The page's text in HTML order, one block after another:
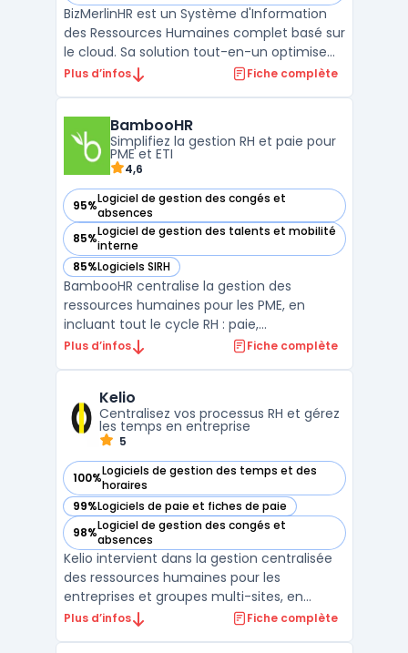
BizMerlinHR est un Système d'Information
des Ressources Humaines complet basé sur
le cloud. Sa solution tout-en-un optimise
l'embauche, la formation, la paie, le suivi
ses outils de reporting et d'analyse, vous
pouve ...
Plus d’infos Fiche complète
BambooHR
Simplifiez la gestion RH et paie pour
PME et ETI
4,6
95%Logiciel de gestion des congés et
absences
— voir BambooHR dans cette catégorie
85%Logiciel de gestion des talents et mobilité
interne
— voir BambooHR dans cette catégorie
85%Logiciels SIRH
— voir BambooHR dans cette catégorie
BambooHR centralise la gestion des
ressources humaines pour les PME, en
incluant tout le cycle RH : paie,
administration des avantages sociaux,
font face à la multiplication des outils et à
une visibilité limitée s ...
Plus d’infos Fiche complète
Kelio
Centralisez vos processus RH et gérez
les temps en entreprise
5
100%Logiciels de gestion des temps et des
horaires
— voir Kelio dans cette catégorie
99%Logiciels de paie et fiches de paie
— voir Kelio dans cette catégorie
98%Logiciel de gestion des congés et
absences
— voir Kelio dans cette catégorie
Kelio intervient dans la gestion centralisée
des ressources humaines pour les
entreprises et groupes multi-sites, en
intégrant l’ensemble des fonctionnalités
Plus d’infos Fiche complète